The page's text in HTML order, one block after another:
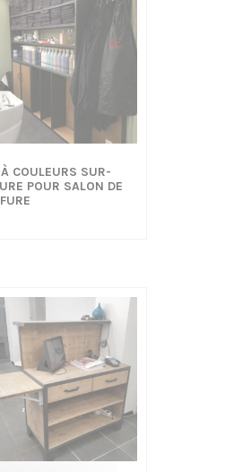
COULEURS SUR-
POUR SALON DE